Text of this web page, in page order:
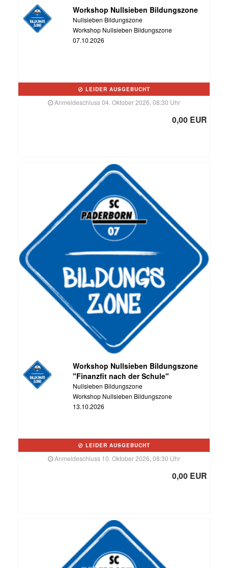
Workshop Nullsieben Bildungszone
Nullsieben Bildungszone
Workshop Nullsieben Bildungszone
07.10.2026
LEIDER AUSGEBUCHT
Anmeldeschluss 04. Oktober 2026, 08:30 Uhr
0,00 EUR
Workshop Nullsieben Bildungszone
"Finanzfit nach der Schule"
Nullsieben Bildungszone
Workshop Nullsieben Bildungszone
13.10.2026
LEIDER AUSGEBUCHT
Anmeldeschluss 10. Oktober 2026, 08:30 Uhr
0,00 EUR